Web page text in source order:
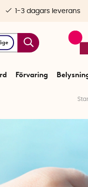
Förvaring
1-3 dagars leverans